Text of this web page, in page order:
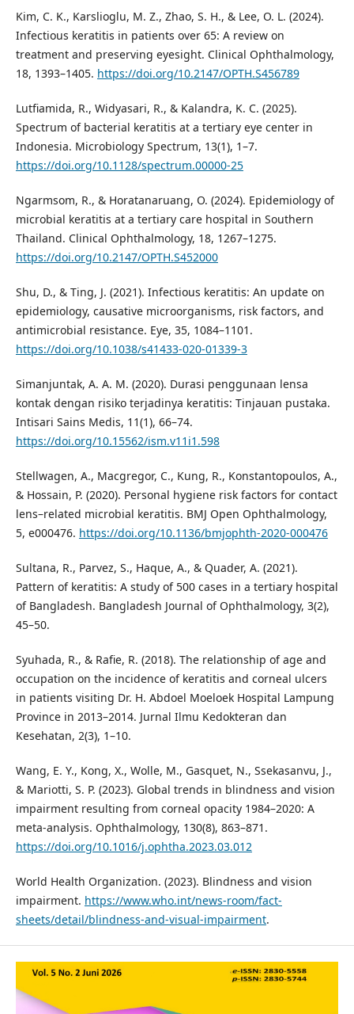
Kim, C. K., Karslioglu, M. Z., Zhao, S. H., & Lee, O. L. (2024).
Infectious keratitis in patients over 65: A review on
treatment and preserving eyesight. Clinical Ophthalmology,
18, 1393–1405. https://doi.org/10.2147/OPTH.S456789
Lutfiamida, R., Widyasari, R., & Kalandra, K. C. (2025).
Spectrum of bacterial keratitis at a tertiary eye center in
Indonesia. Microbiology Spectrum, 13(1), 1–7.
https://doi.org/10.1128/spectrum.00000-25
Ngarmsom, R., & Horatanaruang, O. (2024). Epidemiology of
microbial keratitis at a tertiary care hospital in Southern
Thailand. Clinical Ophthalmology, 18, 1267–1275.
https://doi.org/10.2147/OPTH.S452000
Shu, D., & Ting, J. (2021). Infectious keratitis: An update on
epidemiology, causative microorganisms, risk factors, and
antimicrobial resistance. Eye, 35, 1084–1101.
https://doi.org/10.1038/s41433-020-01339-3
Simanjuntak, A. A. M. (2020). Durasi penggunaan lensa
kontak dengan risiko terjadinya keratitis: Tinjauan pustaka.
Intisari Sains Medis, 11(1), 66–74.
https://doi.org/10.15562/ism.v11i1.598
Stellwagen, A., Macgregor, C., Kung, R., Konstantopoulos, A.,
& Hossain, P. (2020). Personal hygiene risk factors for contact
lens–related microbial keratitis. BMJ Open Ophthalmology,
5, e000476. https://doi.org/10.1136/bmjophth-2020-000476
Sultana, R., Parvez, S., Haque, A., & Quader, A. (2021).
Pattern of keratitis: A study of 500 cases in a tertiary hospital
of Bangladesh. Bangladesh Journal of Ophthalmology, 3(2),
45–50.
Syuhada, R., & Rafie, R. (2018). The relationship of age and
occupation on the incidence of keratitis and corneal ulcers
in patients visiting Dr. H. Abdoel Moeloek Hospital Lampung
Province in 2013–2014. Jurnal Ilmu Kedokteran dan
Kesehatan, 2(3), 1–10.
Wang, E. Y., Kong, X., Wolle, M., Gasquet, N., Ssekasanvu, J.,
& Mariotti, S. P. (2023). Global trends in blindness and vision
impairment resulting from corneal opacity 1984–2020: A
meta-analysis. Ophthalmology, 130(8), 863–871.
https://doi.org/10.1016/j.ophtha.2023.03.012
World Health Organization. (2023). Blindness and vision
impairment. https://www.who.int/news-room/fact-
sheets/detail/blindness-and-visual-impairment.